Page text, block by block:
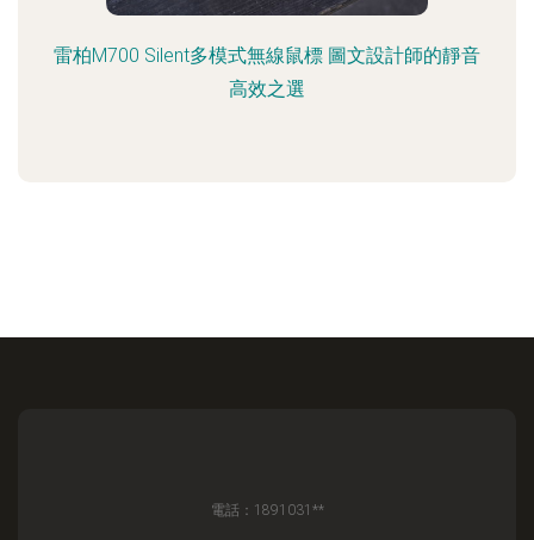
雷柏M700 Silent多模式無線鼠標 圖文設計師的靜音
高效之選
電話：1891031**